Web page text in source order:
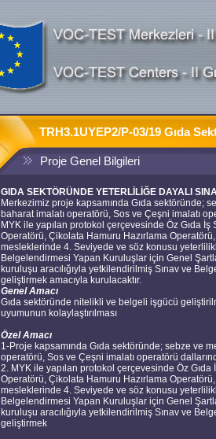
TRH3.1UYEP2/P-03/19 Gıda
Proje Genel Bilgileri
GIDA SEKTÖRÜNDE YETERLİLİĞE DAYALI
Merkezimiz proje kapsamında Gıda sektöründe;
baharat imalatı operatörü, Sos ve Çeşni imalatı
MYK ile yapılan protokol çerçevesinde Öz Gıda
Operatörü, Çikolata Hamuru Hazırlama
mesleklerinde 4. Seviyede ve söz konusu
Belgelendirmesi Yapan Kuruluşlar için Genel
kuruluşu aracılığıyla yetkilendirilmiş Sınav ve
geliştirmek amacıyla kurulacaktır.
Genel Amacı
Gıda sektöründe nitelikli ve belgeli işgücü
uyumunun kolaylaştırılması
Özel Amacı
1-Proje kapsamında Gıda sektöründe; sebze ve
operatörü, Sos ve Çeşni imalatı operatörü
2. MYK ile yapılan protokol çerçevesinde Öz
Operatörü, Çikolata Hamuru Hazırlama
mesleklerinde 4. Seviyede ve söz konusu
Belgelendirmesi Yapan Kuruluşlar için Genel
kuruluşu aracılığıyla yetkilendirilmiş Sınav ve
geliştirmek